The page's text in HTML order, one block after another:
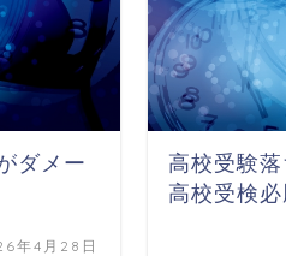
ダメー
年4月28日
高校受験
高校受検